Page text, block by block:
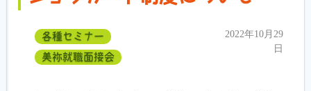
相談室とは？
利用者の声
各種セミナー
美祢就職面接会
2022年10月29
日